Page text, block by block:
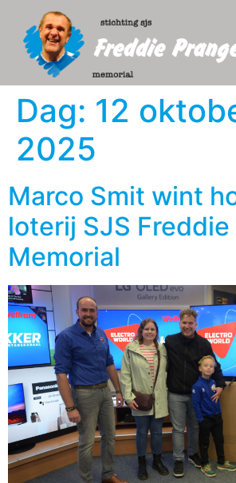
Dag: 12
2025
Marco Smit wint
loterij SJS
Memorial